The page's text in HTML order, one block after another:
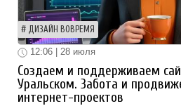
ДИЗАЙН ВОВРЕМЯ
12:06 | 28 июля
Создаем и поддерживаем
Уральском. Забота и
интернет-проектов